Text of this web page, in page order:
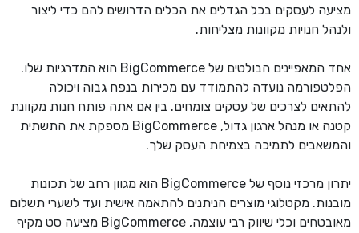
מציעה לעסקים בכל הגדלים את הכלים הדרושים להם כדי ליצור
ולנהל חנויות מקוונות מצליחות.
אחד המאפיינים הבולטים של BigCommerce הוא המדרגיות שלו.
הפלטפורמה נועדה להתמודד עם מכירות בנפח גבוה ויכולה
להתאים לצרכים של עסקים צומחים. בין אם אתה פותח חנות מקוונת
קטנה או מנהל ארגון גדול, BigCommerce מספקת את התשתית
והמשאבים לתמיכה בצמיחת העסק שלך.
יתרון מרכזי נוסף של BigCommerce הוא מגוון רחב של תכונות
מובנות. מקטלוגי מוצרים הניתנים להתאמה אישית ועד לשערי תשלום
מאובטחים וכלי שיווק רבי עוצמה, BigCommerce מציעה סט מקיף